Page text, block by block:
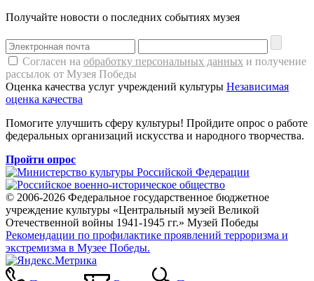
Получайте новости о последних событиях музея
Согласен на обработку персональных данных и получение
рассылок от Музея Победы
Оценка качества услуг учреждений культуры Независимая
оценка качества
Помогите улучшить сферу культуры! Пройдите опрос о работе
федеральных организаций искусства и народного творчества.
Пройти опрос
© 2006-2026 Федеральное государственное бюджетное
учреждение культуры «Центральный музей Великой
Отечественной войны 1941-1945 гг.» Музей Победы
Рекомендации по профилактике проявлений терроризма и
экстремизма в Музее Победы.